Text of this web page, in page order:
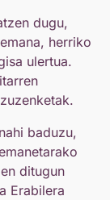
dugu,
herriko
ulertua.
baduzu,
ditugun
Erabilera